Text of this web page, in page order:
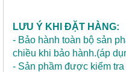
LƯU Ý KHI ĐẶT HÀNG:
- Bảo hành toàn bộ sản
chiều khi bảo hành.(áp
- Sản phầm được kiểm